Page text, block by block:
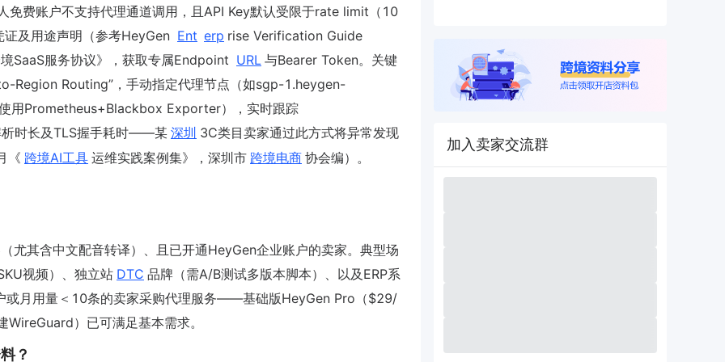
免费账户不支持代理通道调用，且API Key默认受限于rate limit（10
及用途声明（参考HeyGen Ent erp rise Verification Guide
SaaS服务协议》，获取专属Endpoint URL 与Bearer Token。关键
Region Routing”，手动指定代理节点（如sgp-1.heygen-
用Prometheus+Blackbox Exporter），实时跟踪
析时长及TLS握手耗时——某深圳 3C类目卖家通过此方式将异常发现
《 跨境AI工具 运维实践案例集》，深圳市 跨境电商 协会编）。
尤其含中文配音转译）、且已开通HeyGen企业账户的卖家。典型场
视频）、独立站 DTC 品牌（需A/B测试多版本脚本）、以及ERP系
或月用量＜10条的卖家采购代理服务——基础版HeyGen Pro（$29/
）已可满足基本需求。
？
加入卖家交流群